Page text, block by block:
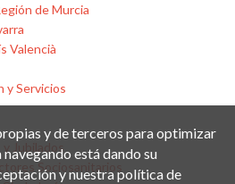
de Murcia
Valencià
y Servicios
y Jubilados
Sociosanitarios
y de terceros para optimizar
está dando su
y nuestra política de